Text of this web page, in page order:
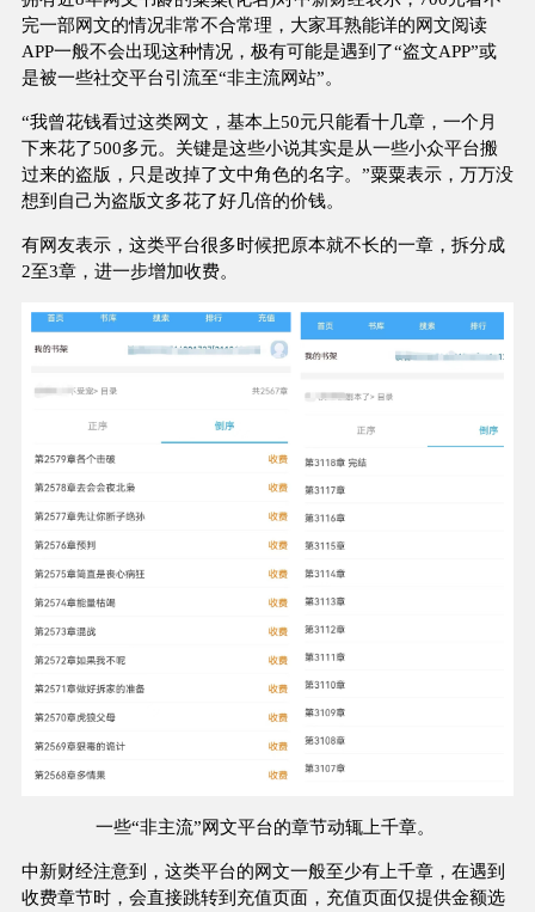
完一部网文的情况非常不合常理，大家耳熟能详的网文阅读
APP一般不会出现这种情况，极有可能是遇到了“盗文APP”或
是被一些社交平台引流至“非主流网站”。
“我曾花钱看过这类网文，基本上50元只能看十几章，一个月
下来花了500多元。关键是这些小说其实是从一些小众平台搬
过来的盗版，只是改掉了文中角色的名字。”粟粟表示，万万没
想到自己为盗版文多花了好几倍的价钱。
有网友表示，这类平台很多时候把原本就不长的一章，拆分成
2至3章，进一步增加收费。
一些“非主流”网文平台的章节动辄上千章。
中新财经注意到，这类平台的网文一般至少有上千章，在遇到
收费章节时，会直接跳转到充值页面，充值页面仅提供金额选